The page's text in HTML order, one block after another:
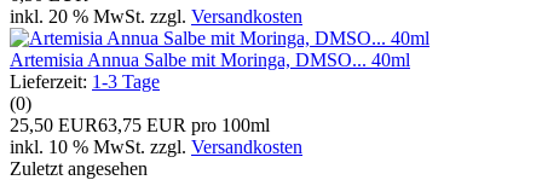
inkl. 20 % MwSt. zzgl. Versandkosten
Artemisia Annua Salbe mit Moringa, DMSO... 40ml
Lieferzeit: 1-3 Tage
(0)
25,50 EUR63,75 EUR pro 100ml
inkl. 10 % MwSt. zzgl. Versandkosten
Zuletzt angesehen